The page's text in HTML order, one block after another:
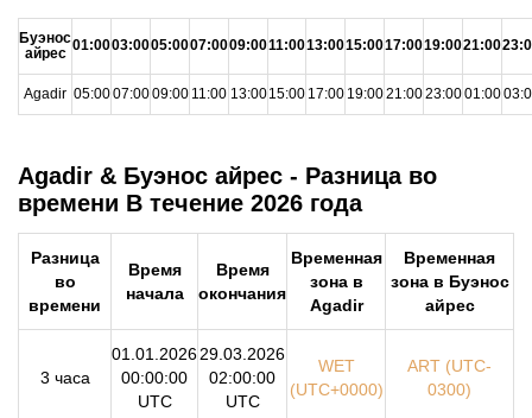
Буэнос
айрес 01:0003:0005:0007:0009:0011:0013:0015:0017:0019:0021:00
Agadir 05:0007:0009:00 11:00 13:0015:00 17:00 19:0021:0023:0001:00
Agadir & Буэнос айрес - Разница во
времени В течение 2026 года
Разница
во
времени
Время
начала
Время
окончания
Временная
зона в
Agadir
Временная
зона в Буэнос
айрес
3 часа
01.01.2026
00:00:00
UTC
29.03.2026
02:00:00
UTC
WET
(UTC+0000)
ART (UTC-
0300)